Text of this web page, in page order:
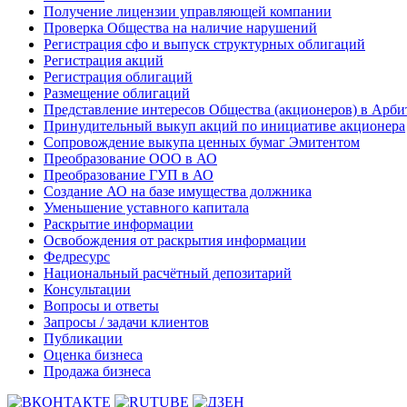
Получение лицензии управляющей компании
Проверка Общества на наличие нарушений
Регистрация сфо и выпуск структурных облигаций
Регистрация акций
Регистрация облигаций
Размещение облигаций
Представление интересов Общества (акционеров) в
Принудительный выкуп акций по инициативе акционера
Сопровождение выкупа ценных бумаг Эмитентом
Преобразование ООО в АО
Преобразование ГУП в АО
Создание АО на базе имущества должника
Уменьшение уставного капитала
Раскрытие информации
Освобождения от раскрытия информации
Федресурс
Национальный расчётный депозитарий
Консультации
Вопросы и ответы
Запросы / задачи клиентов
Публикации
Оценка бизнеса
Продажа бизнеса